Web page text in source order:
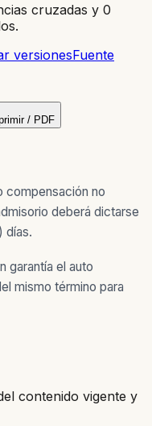
cruzadas y 0
versionesFuente
/ PDF
compensación no
deberá dictarse
días.
garantía el auto
mismo término para
contenido vigente y